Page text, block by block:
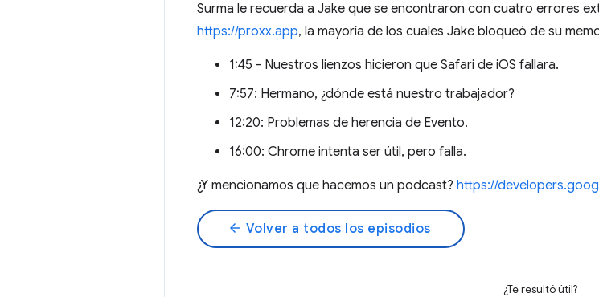
Surma le recuerda a Jake que se encontraron con cuatro errores
https://proxx.app, la mayoría de los cuales Jake bloqueó de su
1:45 - Nuestros lienzos hicieron que Safari de iOS fallara.
7:57: Hermano, ¿dónde está nuestro trabajador?
12:20: Problemas de herencia de Evento.
16:00: Chrome intenta ser útil, pero falla.
¿Y mencionamos que hacemos un podcast? https://
arrow_back Volver a todos los episodios
¿Te resultó útil?